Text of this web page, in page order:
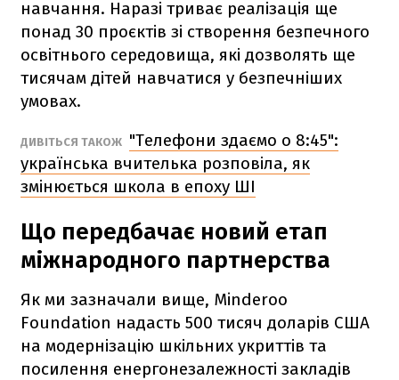
навчання. Наразі триває реалізація ще
понад 30 проєктів зі створення безпечного
освітнього середовища, які дозволять ще
тисячам дітей навчатися у безпечніших
умовах.
ДИВІТЬСЯ ТАКОЖ "Телефони здаємо о 8:45":
українська вчителька розповіла, як
змінюється школа в епоху ШІ
Що передбачає новий етап
міжнародного партнерства
Як ми зазначали вище, Minderoo
Foundation надасть 500 тисяч доларів США
на модернізацію шкільних укриттів та
посилення енергонезалежності закладів